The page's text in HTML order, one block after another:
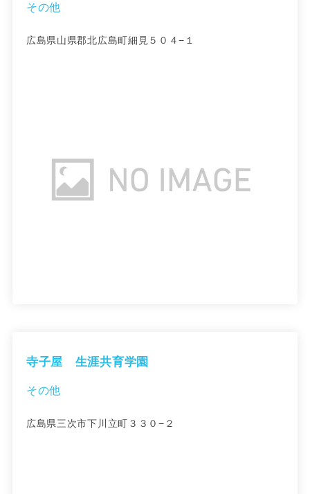
その他
広島県山県郡北広島町細見５０４−１
寺子屋 生涯共育学園
その他
広島県三次市下川立町３３０−２